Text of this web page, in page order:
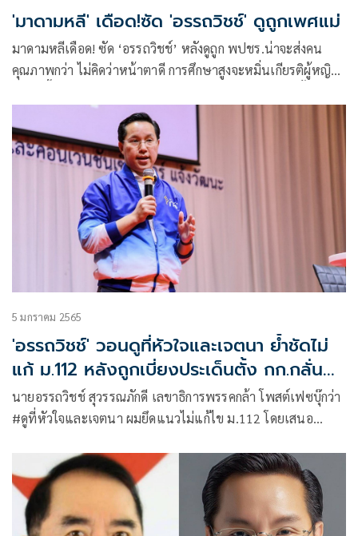
'มาดามหลี' เดือด!ซัด 'อรรถวิชช์' ดูถูกเพศแม่
มาดามหลีเดือด! ซัด ‘อรรถวิชช์’ หลังดูถูก พปชร.น่าจะส่งคน
คุณภาพกว่า ไม่คิดว่าหน้าตาดี การศึกษาสูงจะหมิ่นเกียรติผู้หญิง
5 มกราคม 2565
'อรรถวิชช์' วอนดูที่หัวใจและเจตนา ย้ำชัดไม่
แก้ ม.112 หลังถูกเบี่ยงประเด็นตั้ง กก.กลั่น
กรองคดี
นายอรรถวิชช์ สุวรรณภักดี เลขาธิการพรรคกล้า โพสต์เฟซบุ๊กว่า
#ดูที่หัวใจและเจตนา ผมยึดแนวไม่แก้ไข ม.112 โดยเสนอ